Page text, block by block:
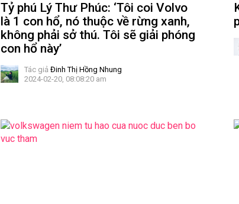
Tỷ phú Lý Thư Phúc: ‘Tôi coi Volvo
là 1 con hổ, nó thuộc về rừng xanh,
không phải sở thú. Tôi sẽ giải phóng
con hổ này’
Tác giả Đinh Thị Hồng Nhung
2024-02-20, 08:08:20 am